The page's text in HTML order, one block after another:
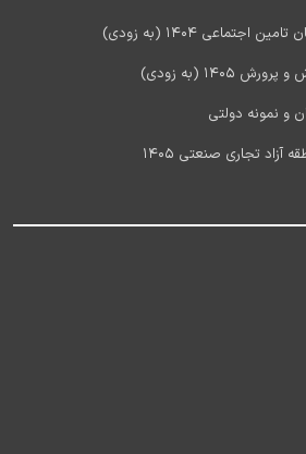
1404 (به زودی)
(به زودی)
و نمونه دولتی
تجاری صنعتی 1405